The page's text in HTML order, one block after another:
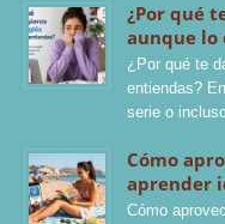
¿Por qué
aunque lo
¿Por qué te
entiendas?
serie o
Cómo
aprender
Cómo